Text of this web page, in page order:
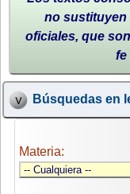
no sustituyen
oficiales, que
fe
Búsquedas en
Materia: